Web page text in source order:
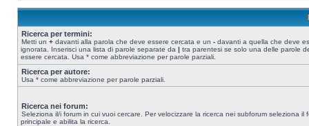
Ricerca per termini:
Metti un + davanti alla parola che deve essere cercata e un - davanti a quella che deve
ignorata. Inserisci una lista di parole separate da | tra parentesi se solo una delle parole
essere cercata. Usa * come abbreviazione per parole parziali.
Ricerca per autore:
Usa * come abbreviazione per parole parziali.
Ricerca nei forum:
Seleziona il/i forum in cui vuoi cercare. Per velocizzare la ricerca nei subforum seleziona il
principale e abilita la ricerca.